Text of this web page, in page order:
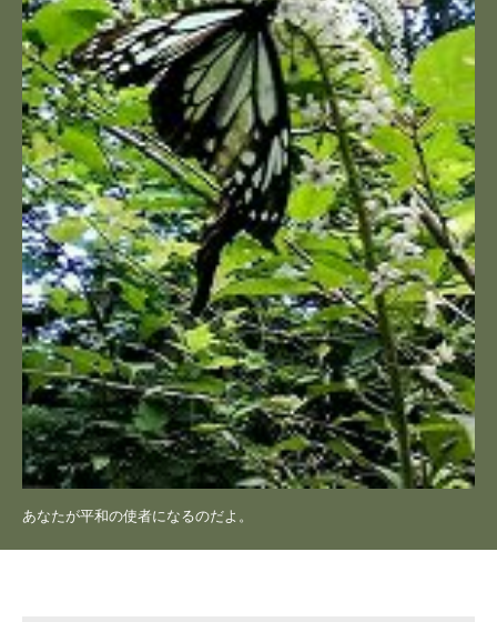
あなたが平和の使者になるのだよ。